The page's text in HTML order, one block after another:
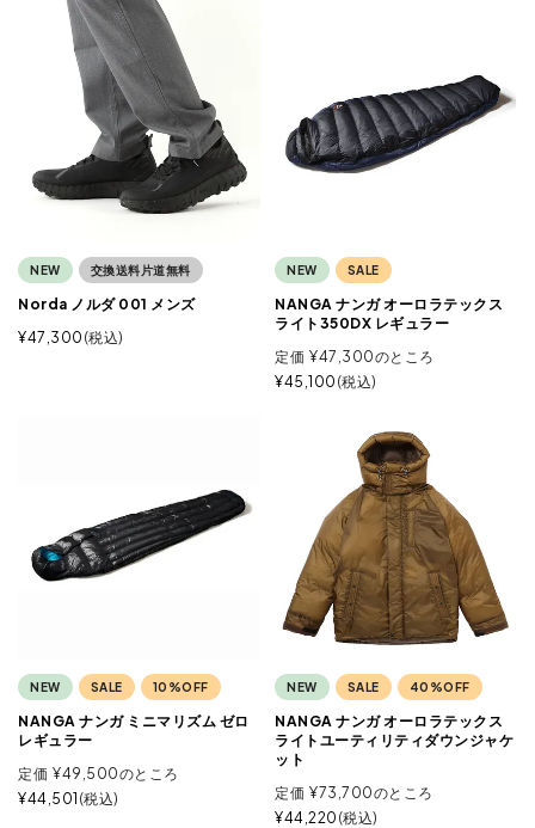
NEW 交換送料片道無料
Norda ノルダ 001 メンズ
¥47,300 税込
NEW SALE
NANGA ナンガ オーロラテックス
ライト350DX レギュラー
定価 ¥47,300のところ
¥45,100 税込
NEW SALE 10%OFF
NANGA ナンガ ミニマリズム ゼロ
レギュラー
定価 ¥49,500のところ
¥44,501 税込
NEW SALE 40%OFF
NANGA ナンガ オーロラテックス
ライトユーティリティダウンジャケ
ット
定価 ¥73,700のところ
¥44,220 税込